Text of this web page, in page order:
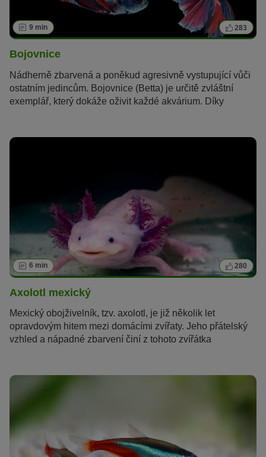
9 min 283
Bojovnice
Nádherně zbarvená a poněkud agresivně vystupující vůči
ostatním jedincům. Bojovnice (Betta) je určitě zvláštní
exemplář, který dokáže oživit každé akvárium. Díky
akvaristiky.
6 min 280
Axolotl mexický
Mexický obojživelník, tzv. axolotl, je již několik let
opravdovým hitem mezi domácími zvířaty. Jeho přátelský
vzhled a nápadné zbarvení činí z tohoto zvířátka
tomto pozoruhodném tvoru.